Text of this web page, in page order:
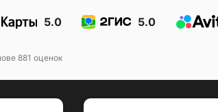
5.0 5.0
881 оценок